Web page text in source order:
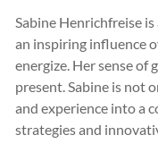
Sabine Henrichfreise
an inspiring influence
energize. Her sense of
present. Sabine is not
and experience into a
strategies and